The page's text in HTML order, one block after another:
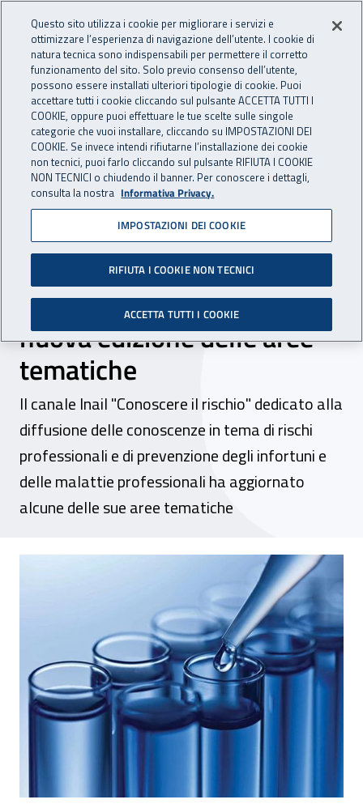
INAIL - Istituto Nazionale
Apri cerca
Navigazione principale
Navigazione - Ti trovi in:
Home Inail comunica News
12 novembre 2021
Rischi derivanti da agenti
chimici, cancerogeni e
mutageni. Pubblicata la
nuova edizione delle aree
tematiche
Il canale Inail "Conoscere il rischio" dedicato alla
diffusione delle conoscenze in tema di rischi
professionali e di prevenzione degli infortuni e
delle malattie professionali ha aggiornato
alcune delle sue aree tematiche
Rischi derivanti da agenti chimici,
Questo sito utilizza i cookie per migliorare i servizi e
ottimizzare l’esperienza di navigazione dell’utente. I cookie di
natura tecnica sono indispensabili per permettere il corretto
funzionamento del sito. Solo previo consenso dell’utente,
possono essere installati ulteriori tipologie di cookie. Puoi
accettare tutti i cookie cliccando sul pulsante ACCETTA TUTTI I
COOKIE, oppure puoi effettuare le tue scelte sulle singole
categorie che vuoi installare, cliccando su IMPOSTAZIONI DEI
COOKIE. Se invece intendi rifiutarne l’installazione dei cookie
non tecnici, puoi farlo cliccando sul pulsante RIFIUTA I COOKIE
NON TECNICI o chiudendo il banner. Per conoscere i dettagli,
consulta la nostra Informativa Privacy.
IMPOSTAZIONI DEI COOKIE
RIFIUTA I COOKIE NON TECNICI
ACCETTA TUTTI I COOKIE